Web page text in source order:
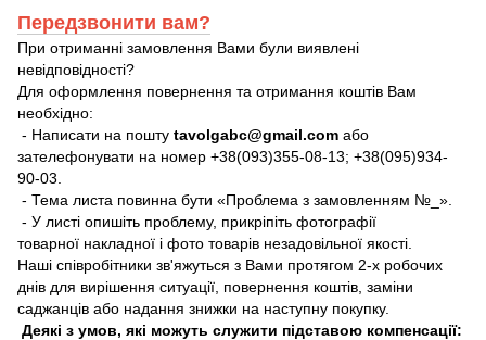
Передзвонити вам?
При отриманні замовлення Вами були виявлені
невідповідності?
Для оформлення повернення та отримання коштів Вам
необхідно:
- Написати на пошту tavolgabc@gmail.com або
зателефонувати на номер +38(093)355-08-13; +38(095)934-
90-03.
- Тема листа повинна бути «Проблема з замовленням №_».
- У листі опишіть проблему, прикріпіть фотографії
товарної накладної і фото товарів незадовільної якості.
Наші співробітники зв'яжуться з Вами протягом 2-х робочих
днів для вирішення ситуації, повернення коштів, заміни
саджанців або надання знижки на наступну покупку.
Деякі з умов, які можуть служити підставою компенсації: